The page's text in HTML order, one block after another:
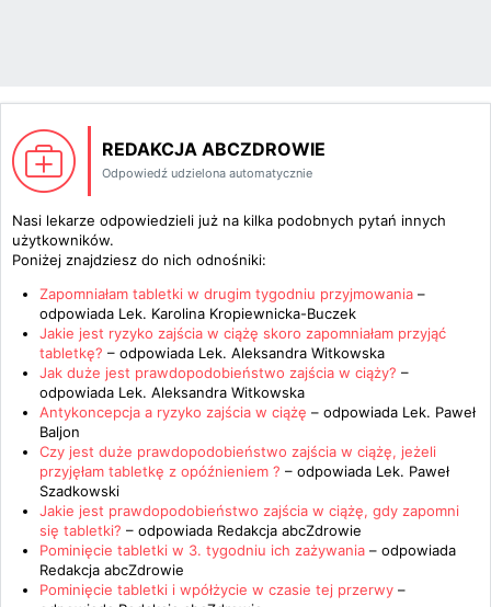
REDAKCJA ABCZDROWIE
Odpowiedź udzielona automatycznie
Nasi lekarze odpowiedzieli już na kilka podobnych pytań innych
użytkowników.
Poniżej znajdziesz do nich odnośniki:
Zapomniałam tabletki w drugim tygodniu przyjmowania –
odpowiada Lek. Karolina Kropiewnicka-Buczek
Jakie jest ryzyko zajścia w ciążę skoro zapomniałam przyjąć
tabletkę? – odpowiada Lek. Aleksandra Witkowska
Jak duże jest prawdopodobieństwo zajścia w ciąży? –
odpowiada Lek. Aleksandra Witkowska
Antykoncepcja a ryzyko zajścia w ciążę – odpowiada Lek. Paweł
Baljon
Czy jest duże prawdopodobieństwo zajścia w ciążę, jeżeli
przyjęłam tabletkę z opóźnieniem ? – odpowiada Lek. Paweł
Szadkowski
Jakie jest prawdopodobieństwo zajścia w ciążę, gdy zapomni
się tabletki? – odpowiada Redakcja abcZdrowie
Pominięcie tabletki w 3. tygodniu ich zażywania – odpowiada
Redakcja abcZdrowie
Pominięcie tabletki i wpółżycie w czasie tej przerwy –